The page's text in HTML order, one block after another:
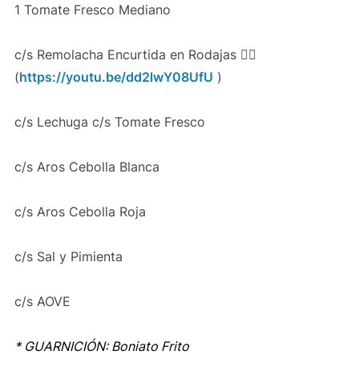
1 Tomate Fresco Mediano
c/s Remolacha Encurtida en Rodajas 👉🏻
(https://youtu.be/dd2lwY08UfU )
c/s Lechuga c/s Tomate Fresco
c/s Aros Cebolla Blanca
c/s Aros Cebolla Roja
c/s Sal y Pimienta
c/s AOVE
* GUARNICIÓN: Boniato Frito